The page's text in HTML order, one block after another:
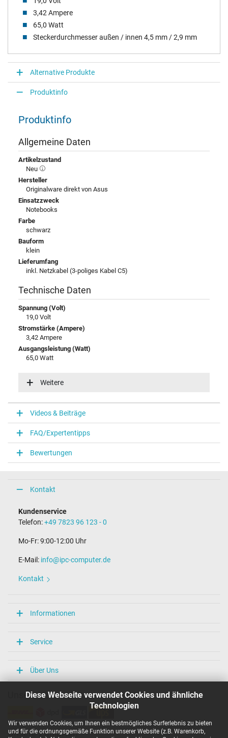
Diese Webseite verwendet Cookies und ähnliche
Technologien
Wir verwenden Cookies, um Ihnen ein bestmögliches Surferlebnis zu bieten
und für die ordnungsgemäße Funktion unserer Website (z.B. Warenkorb,
3,42 Ampere
65,0 Watt
Steckerdurchmesser außen / innen 4,5 mm / 2,9 mm
Alternative Produkte
Produktinfo
Produktinfo
Allgemeine Daten
Artikelzustand
Neu
Hersteller
Originalware direkt von Asus
Einsatzzweck
Notebooks
Farbe
schwarz
Bauform
klein
Lieferumfang
inkl. Netzkabel (3-poliges Kabel C5)
Technische Daten
Spannung (Volt)
19,0 Volt
Stromstärke (Ampere)
3,42 Ampere
Ausgangsleistung (Watt)
65,0 Watt
100-240V / 50-60Hz
Notebook Stecker
Steckertyp / -form
rund / 90° abgewinkelt
Steckerlänge (mm)
10,0 mm
4,5 mm / 2,9 mm
Länge Anschlusskabel (m) (ca.)
1.75 m
Maße
Länge / Breite / Höhe
Überlast-, kurzschluss- und überhitzungsgeschützt
CCC
PSE
TÜV Geprüfte Sicherheit
Kategorisierung
Weitere
Videos & Beiträge
FAQ/Expertentipps
Bewertungen
Kontakt
Kundenservice
Telefon:+49 7823 96 123 - 0
Mo-Fr: 9:00-12:00 Uhr
E-Mail: info@ipc-computer.de
Kontakt
Informationen
Service
Über Uns
Unsere Versandarten
Unsere Zahlarten